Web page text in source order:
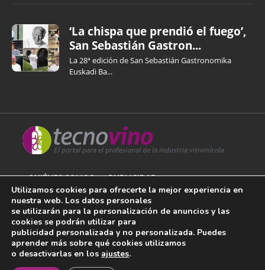
‘La chispa que prendió el fuego’,
San Sebastián Gastron...
La 28ª edición de San Sebastián Gastronomika
Euskadi Ba...
QUIÉNES SOMOS PUBLICIDAD
AVISO LEGAL
POLÍTICA DE COOKIES
POLÍTICA DE PRIVACIDAD
Utilizamos cookies para ofrecerte la mejor experiencia en
nuestra web. Los datos personales
se utilizarán para la personalización de anuncios y las
cookies se podrán utilizar para
publicidad personalizada y no personalizada. Puedes
aprender más sobre qué cookies utilizamos
o desactivarlas en los ajustes.